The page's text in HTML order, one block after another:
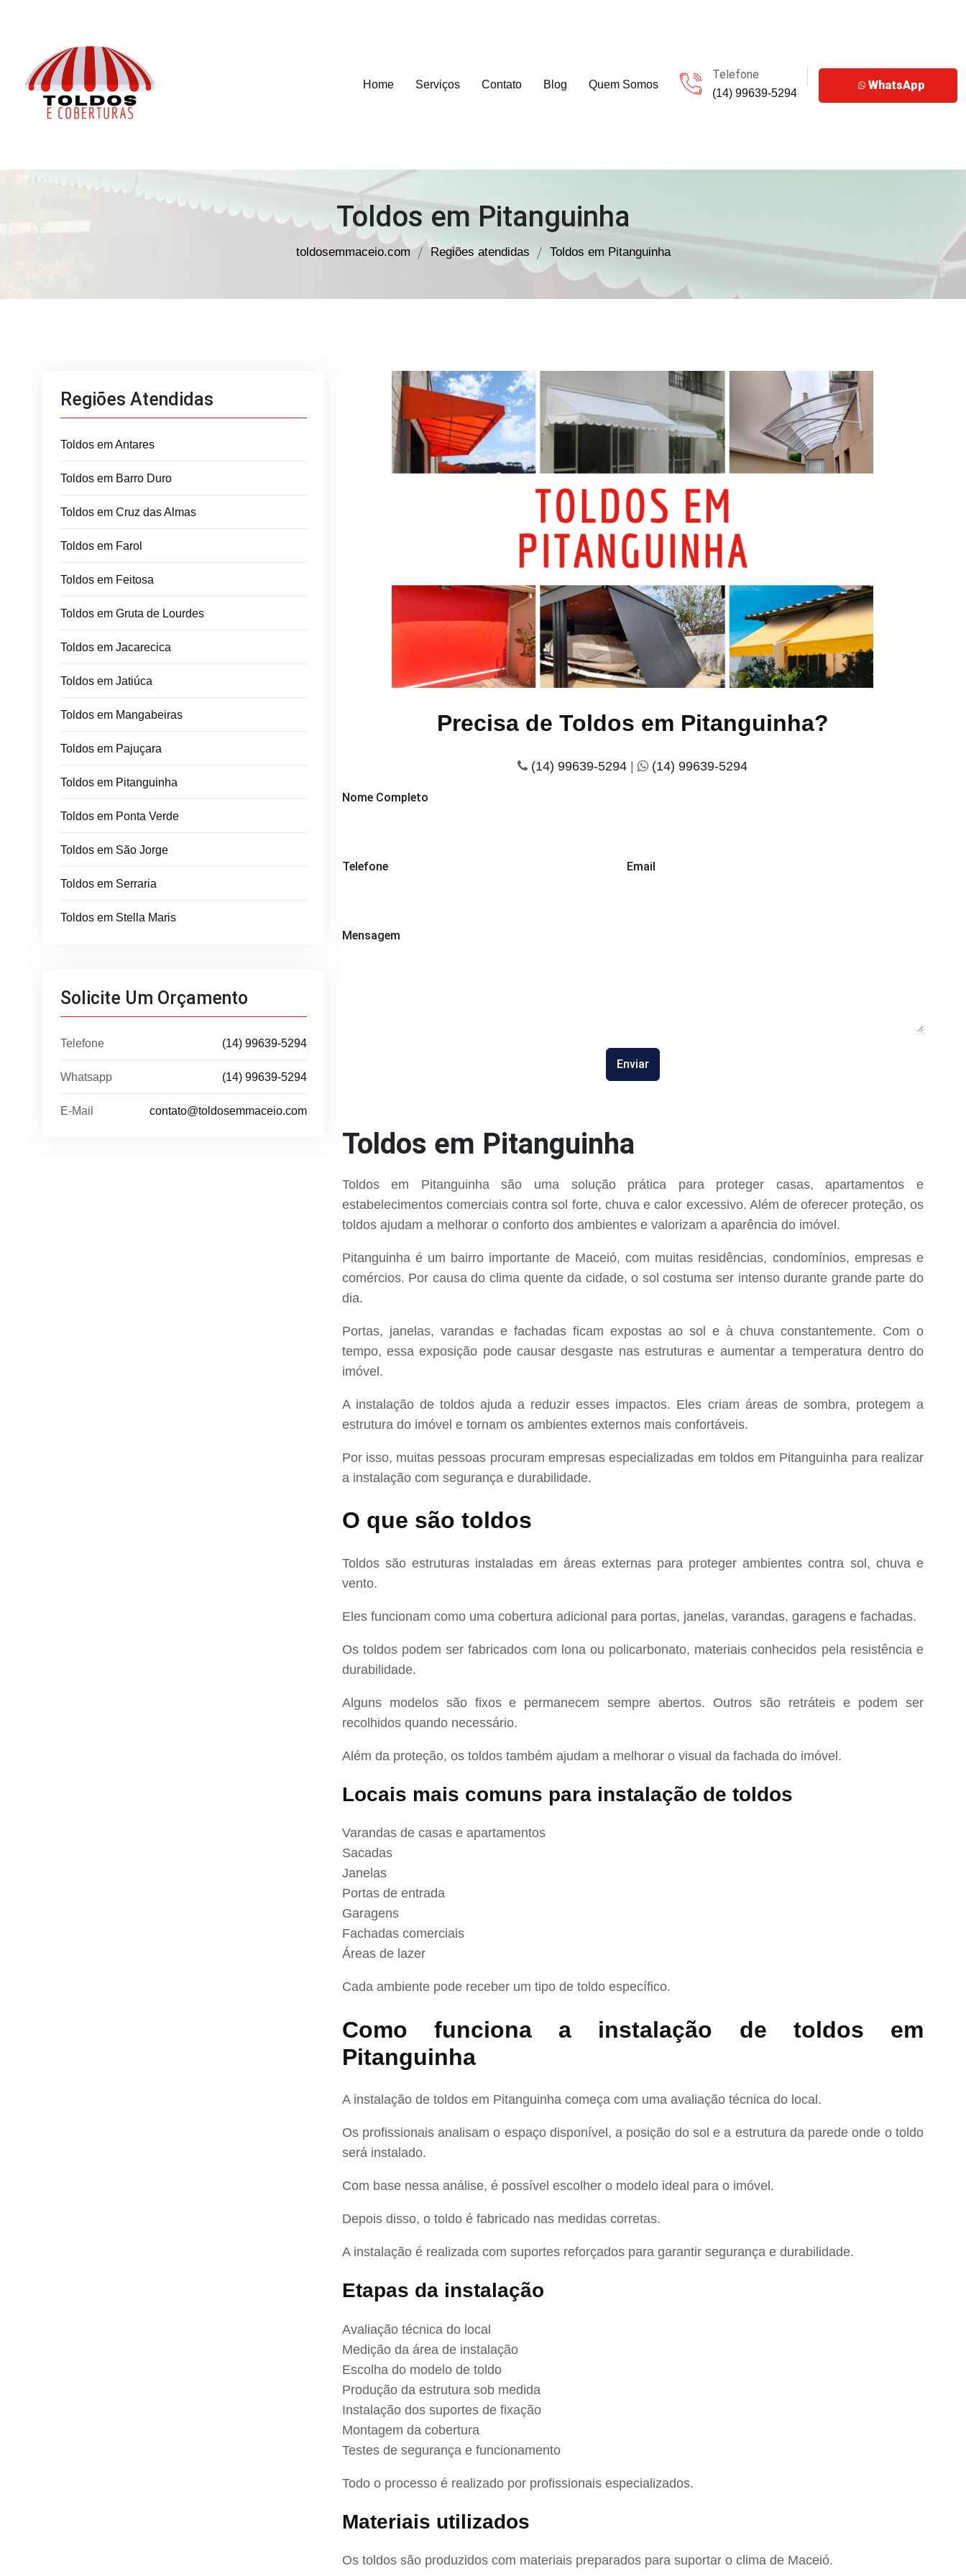
Home Serviços Contato Blog Quem Somos
Telefone
(14) 99639-5294
WhatsApp
Toldos em Pitanguinha
toldosemmaceio.com Regiões atendidas Toldos em Pitanguinha
Regiões Atendidas
Toldos em Antares
Toldos em Barro Duro
Toldos em Cruz das Almas
Toldos em Farol
Toldos em Feitosa
Toldos em Gruta de Lourdes
Toldos em Jacarecica
Toldos em Jatiúca
Toldos em Mangabeiras
Toldos em Pajuçara
Toldos em Pitanguinha
Toldos em Ponta Verde
Toldos em São Jorge
Toldos em Serraria
Toldos em Stella Maris
Solicite Um Orçamento
Telefone (14) 99639-5294
Whatsapp (14) 99639-5294
E-Mail contato@toldosemmaceio.com
Precisa de Toldos em Pitanguinha?
(14) 99639-5294 | (14) 99639-5294
Nome Completo
Telefone Email
Mensagem
Enviar
Toldos em Pitanguinha
Toldos em Pitanguinha são uma solução prática para proteger casas, apartamentos e
estabelecimentos comerciais contra sol forte, chuva e calor excessivo. Além de oferecer proteção, os
toldos ajudam a melhorar o conforto dos ambientes e valorizam a aparência do imóvel.
Pitanguinha é um bairro importante de Maceió, com muitas residências, condomínios, empresas e
comércios. Por causa do clima quente da cidade, o sol costuma ser intenso durante grande parte do
dia.
Portas, janelas, varandas e fachadas ficam expostas ao sol e à chuva constantemente. Com o
tempo, essa exposição pode causar desgaste nas estruturas e aumentar a temperatura dentro do
imóvel.
A instalação de toldos ajuda a reduzir esses impactos. Eles criam áreas de sombra, protegem a
estrutura do imóvel e tornam os ambientes externos mais confortáveis.
Por isso, muitas pessoas procuram empresas especializadas em toldos em Pitanguinha para realizar
a instalação com segurança e durabilidade.
O que são toldos
Toldos são estruturas instaladas em áreas externas para proteger ambientes contra sol, chuva e
vento.
Eles funcionam como uma cobertura adicional para portas, janelas, varandas, garagens e fachadas.
Os toldos podem ser fabricados com lona ou policarbonato, materiais conhecidos pela resistência e
durabilidade.
Alguns modelos são fixos e permanecem sempre abertos. Outros são retráteis e podem ser
recolhidos quando necessário.
Além da proteção, os toldos também ajudam a melhorar o visual da fachada do imóvel.
Locais mais comuns para instalação de toldos
Varandas de casas e apartamentos
Sacadas
Janelas
Portas de entrada
Garagens
Fachadas comerciais
Áreas de lazer
Cada ambiente pode receber um tipo de toldo específico.
Como funciona a instalação de toldos em
Pitanguinha
A instalação de toldos em Pitanguinha começa com uma avaliação técnica do local.
Os profissionais analisam o espaço disponível, a posição do sol e a estrutura da parede onde o toldo
será instalado.
Com base nessa análise, é possível escolher o modelo ideal para o imóvel.
Depois disso, o toldo é fabricado nas medidas corretas.
A instalação é realizada com suportes reforçados para garantir segurança e durabilidade.
Etapas da instalação
Avaliação técnica do local
Medição da área de instalação
Escolha do modelo de toldo
Produção da estrutura sob medida
Instalação dos suportes de fixação
Montagem da cobertura
Testes de segurança e funcionamento
Todo o processo é realizado por profissionais especializados.
Materiais utilizados
Os toldos são produzidos com materiais preparados para suportar o clima de Maceió.